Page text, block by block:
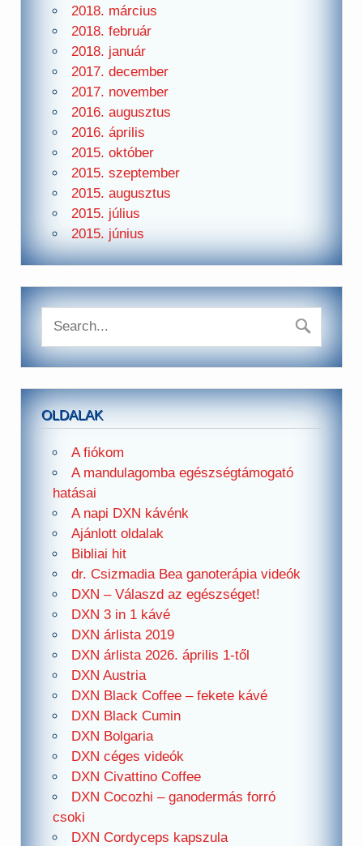
2018. március
2018. február
2018. január
2017. december
2017. november
2016. augusztus
2016. április
2015. október
2015. szeptember
2015. augusztus
2015. július
2015. június
OLDALAK
A fiókom
A mandulagomba egészségtámogató
hatásai
A napi DXN kávénk
Ajánlott oldalak
Bibliai hit
dr. Csizmadia Bea ganoterápia videók
DXN – Válaszd az egészséget!
DXN 3 in 1 kávé
DXN árlista 2019
DXN árlista 2026. április 1-től
DXN Austria
DXN Black Coffee – fekete kávé
DXN Black Cumin
DXN Bolgaria
DXN céges videók
DXN Civattino Coffee
DXN Cocozhi – ganodermás forró
csoki
DXN Cordyceps kapszula